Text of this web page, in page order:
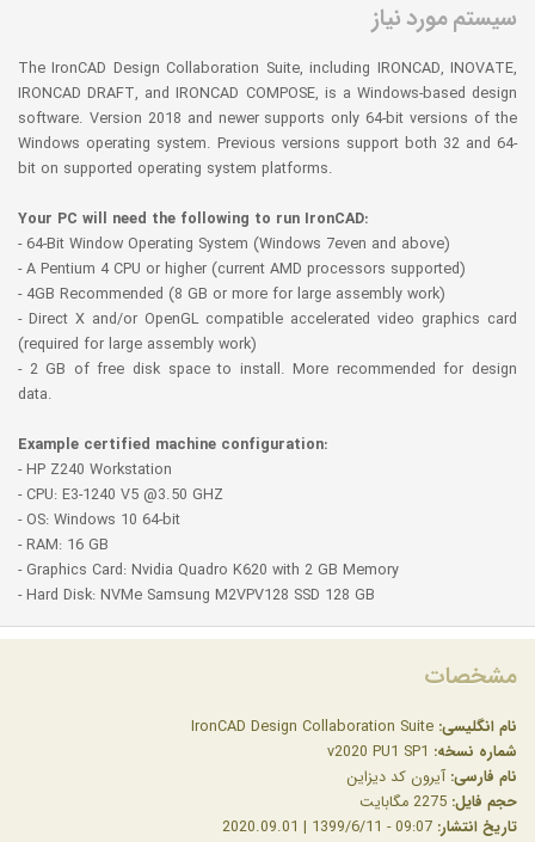
سیستم مورد نیاز
The IronCAD Design Collaboration Suite, including IRONCAD, INOVATE,
IRONCAD DRAFT, and IRONCAD COMPOSE, is a Windows-based design
software. Version 2018 and newer supports only 64-bit versions of the
Windows operating system. Previous versions support both 32 and 64-
bit on supported operating system platforms.
Your PC will need the following to run IronCAD:
- 64-Bit Window Operating System (Windows 7even and above)
- A Pentium 4 CPU or higher (current AMD processors supported)
- 4GB Recommended (8 GB or more for large assembly work)
- Direct X and/or OpenGL compatible accelerated video graphics card
(required for large assembly work)
- 2 GB of free disk space to install. More recommended for design
data.
Example certified machine configuration:
- HP Z240 Workstation
- CPU: E3-1240 V5 @3.50 GHZ
- OS: Windows 10 64-bit
- RAM: 16 GB
- Graphics Card: Nvidia Quadro K620 with 2 GB Memory
- Hard Disk: NVMe Samsung M2VPV128 SSD 128 GB
مشخصات
نام انگلیسی:
شماره نسخه:
نام فارسی: آیرون کد دیزاین
حجم فایل:
تاریخ انتشار: